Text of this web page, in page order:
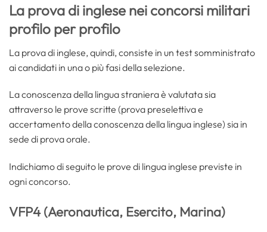
La prova di inglese nei concorsi militari
profilo per profilo
La prova di inglese, quindi, consiste in un test somministrato
ai candidati in una o più fasi della selezione.
La conoscenza della lingua straniera è valutata sia
attraverso le prove scritte (prova preselettiva e
accertamento della conoscenza della lingua inglese) sia in
sede di prova orale.
Indichiamo di seguito le prove di lingua inglese previste in
ogni concorso.
VFP4 (Aeronautica, Esercito, Marina)